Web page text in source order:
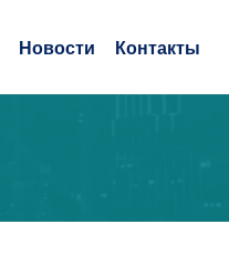
Новости Контакты